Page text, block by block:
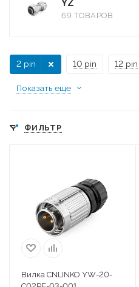
YZ
69 ТОВАРОВ
10 pin 12 pin
2 pin
Показать еще
ФИЛЬТР
Вилка CNLINKO YW-20-